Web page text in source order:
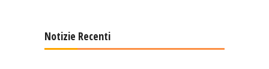
Notizie Recenti